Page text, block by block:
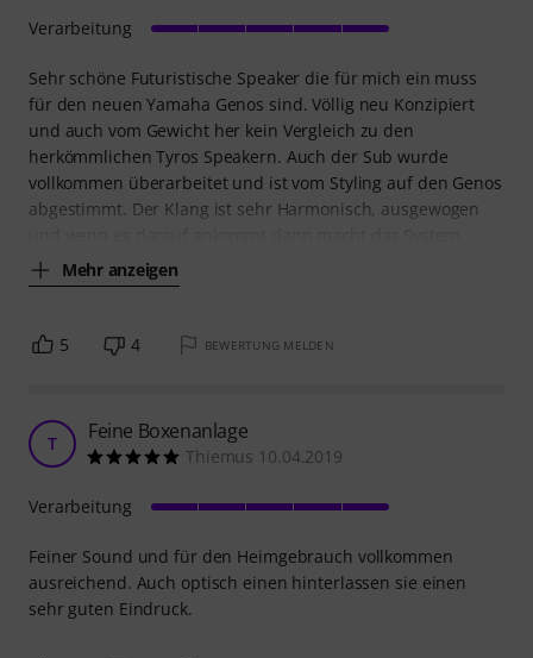
Sehr schöne Futuristische Speaker die für mich ein muss
für den neuen Yamaha Genos sind. Völlig neu Konzipiert
und auch vom Gewicht her kein Vergleich zu den
herkömmlichen Tyros Speakern. Auch der Sub wurde
vollkommen überarbeitet und ist vom Styling auf den Genos
abgestimmt. Der Klang ist sehr Harmonisch, ausgewogen
Mehr anzeigen
Verarbeitung
5 4 BEWERTUNG MELDEN
T Feine Boxenanlage
Thiemus 10.04.2019
Feiner Sound und für den Heimgebrauch vollkommen
ausreichend. Auch optisch einen hinterlassen sie einen
sehr guten Eindruck.
Verarbeitung